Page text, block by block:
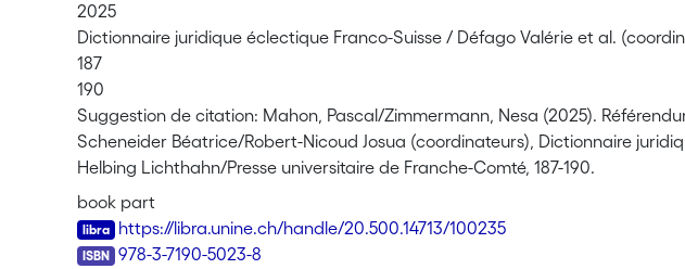
2025
Dictionnaire juridique éclectique Franco-Suisse / Défago Valérie et al.
187
190
Suggestion de citation: Mahon, Pascal/Zimmermann, Nesa (2025).
Scheneider Béatrice/Robert-Nicoud Josua (coordinateurs), Dictionnaire
Helbing Lichthahn/Presse universitaire de Franche-Comté, 187-190.
book part
https://libra.unine.ch/handle/20.500.14713/100235
978-3-7190-5023-8